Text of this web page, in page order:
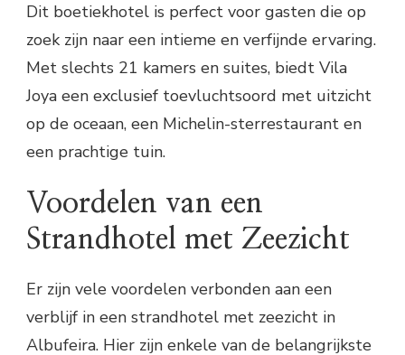
Dit boetiekhotel is perfect voor gasten die op
zoek zijn naar een intieme en verfijnde ervaring.
Met slechts 21 kamers en suites, biedt Vila
Joya een exclusief toevluchtsoord met uitzicht
op de oceaan, een Michelin-sterrestaurant en
een prachtige tuin.
Voordelen van een
Strandhotel met Zeezicht
Er zijn vele voordelen verbonden aan een
verblijf in een strandhotel met zeezicht in
Albufeira. Hier zijn enkele van de belangrijkste